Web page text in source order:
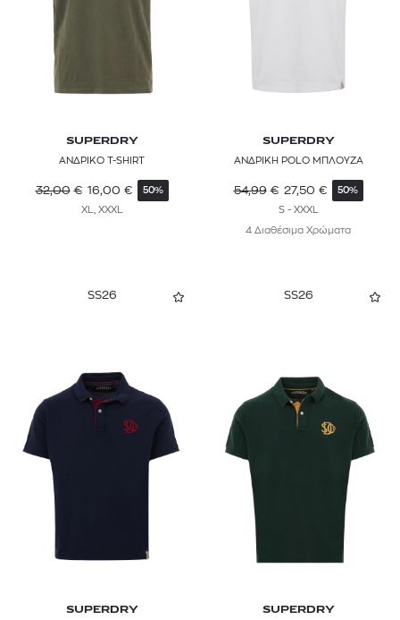
SUPERDRY
ΑΝΔΡΙΚΟ T-SHIRT
32,00 € 16,00 € 50%
XL, XXXL
SUPERDRY
ΑΝΔΡΙΚΗ POLO ΜΠΛΟΥΖΑ
54,99 € 27,50 € 50%
S - XXXL
4 Διαθέσιμα Χρώματα
SS26
SUPERDRY
SS26
SUPERDRY